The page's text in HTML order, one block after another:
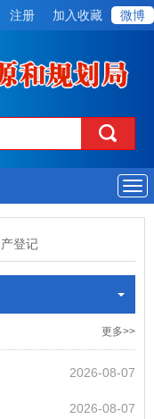
注册 加入收藏 微博
导
航
登记
更多>>
2026-08-07
2026-08-07